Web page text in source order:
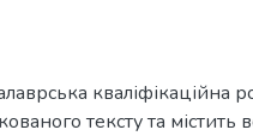
кваліфікаційна
тексту та містить